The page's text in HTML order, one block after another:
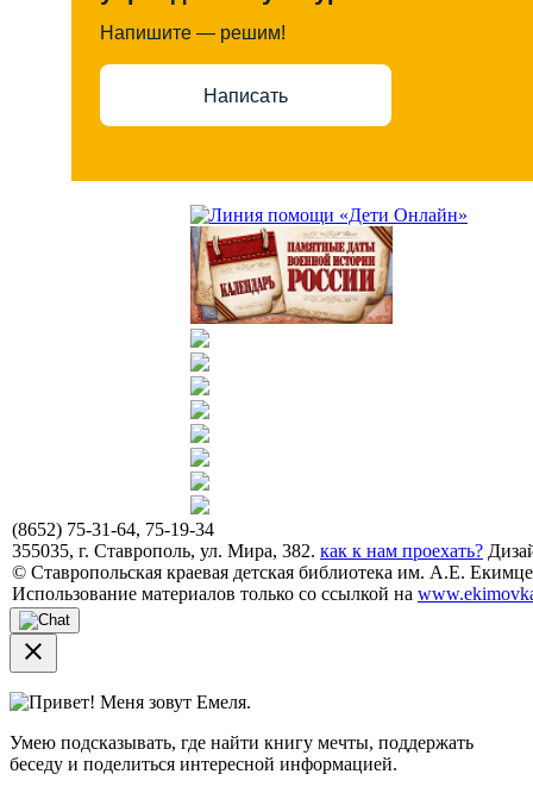
Напишите — решим!
Написать
(8652) 75-31-64, 75-19-34
355035, г. Ставрополь, ул. Мира, 382. как к нам проехать?
© Ставропольская краевая детская библиотека им. А.Е.
Использование материалов только со ссылкой на
close
Привет! Меня зовут Емеля.
Умею подсказывать, где найти книгу мечты, поддержать
беседу и поделиться интересной информацией.